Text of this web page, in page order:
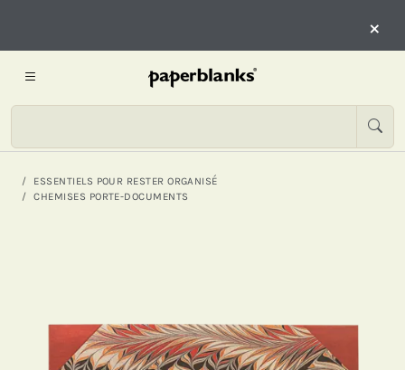
×
ESSENTIELS POUR RESTER ORGANISÉ
CHEMISES PORTE-DOCUMENTS